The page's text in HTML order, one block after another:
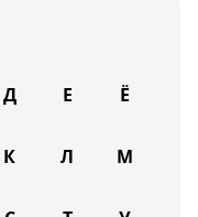
Д Е Ё
К Л М